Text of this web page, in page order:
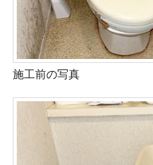
施工前の写真